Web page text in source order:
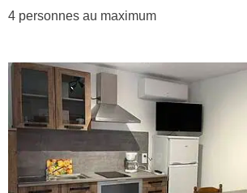
4 personnes au maximum